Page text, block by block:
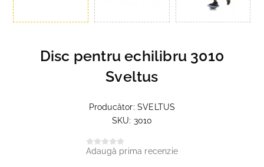
Disc pentru echilibru 3010
Sveltus
Producător: SVELTUS
SKU: 3010
Adaugă prima recenzie